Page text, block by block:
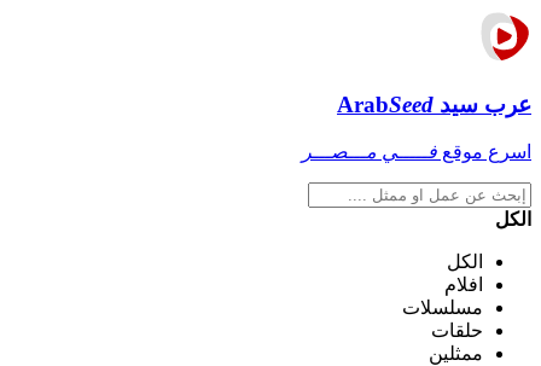
عرب سيد ArabSeed
اسرع موقع فـــــي مـــصـــر
الكل
الكل
افلام
مسلسلات
حلقات
ممثلين